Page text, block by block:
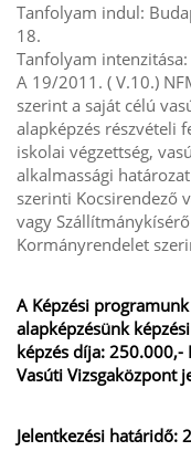
Tanfolyam indul:
18.
Tanfolyam
A 19/2011. ( V.10.)
szerint a saját célú
alapképzés részvételi
iskolai végzettség,
alkalmassági
szerinti Kocsirendező
vagy
Kormányrendelet
A Képzési
alapképzésünk
képzés díja:
Vasúti Vizsgaközpont
Jelentkezési határidő: